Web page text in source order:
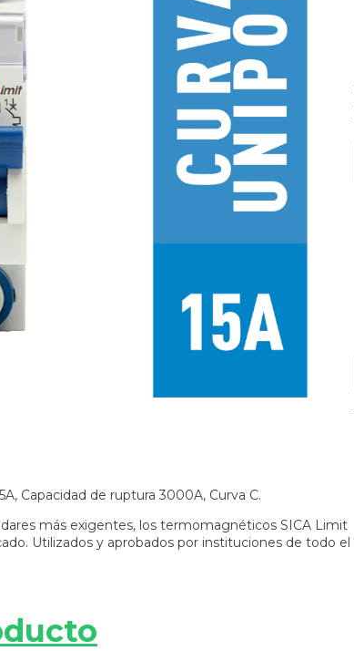
Capacidad de ruptura 3000A, Curva C.
más exigentes, los termomagnéticos SICA Limit
Utilizados y aprobados por instituciones de todo el